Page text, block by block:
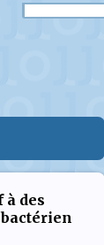
des